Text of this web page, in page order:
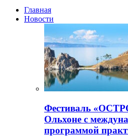
Главная
Новости
Фестиваль
Ольхоне с
программой